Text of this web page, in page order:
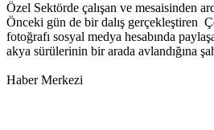
Özel Sektörde çalışan ve mesaisinden
Önceki gün de bir dalış gerçekleştiren
fotoğrafı sosyal medya hesabında
akya sürülerinin bir arada avlandığına
Haber Merkezi